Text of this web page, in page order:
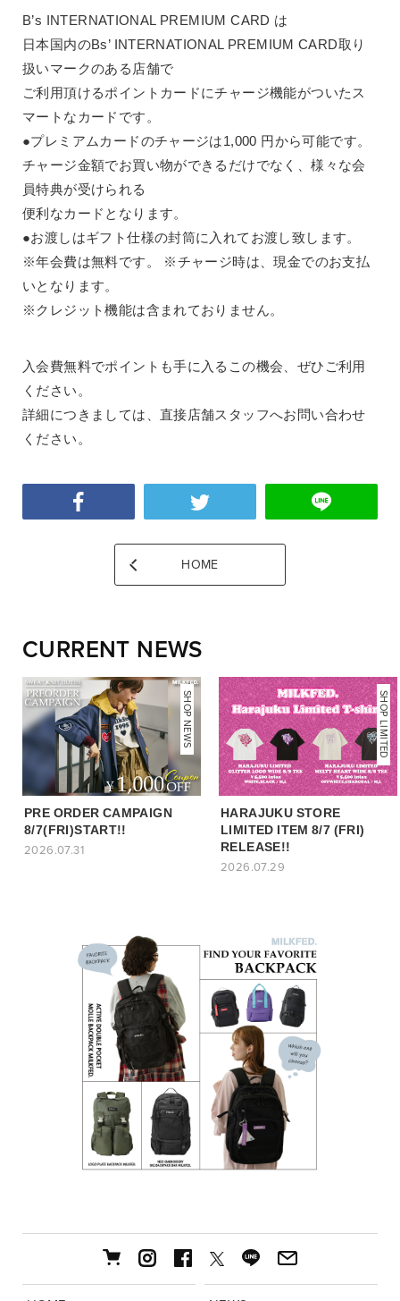
B’s INTERNATIONAL PREMIUM CARD は
日本国内のBs’ INTERNATIONAL PREMIUM CARD取り
扱いマークのある店舗で
ご利用頂けるポイントカードにチャージ機能がついたス
マートなカードです。
●プレミアムカードのチャージは1,000 円から可能です。
チャージ金額でお買い物ができるだけでなく、様々な会
員特典が受けられる
便利なカードとなります。
●お渡しはギフト仕様の封筒に入れてお渡し致します。
※年会費は無料です。 ※チャージ時は、現金でのお支払
いとなります。
※クレジット機能は含まれておりません。
入会費無料でポイントも手に入るこの機会、ぜひご利用
ください。
詳細につきましては、直接店舗スタッフへお問い合わせ
ください。
HOME
CURRENT NEWS
NEWS
SHOP NEWS
PRE ORDER CAMPAIGN
8/7(FRI)START!!
2026.07.31
SHOP LIMITED
HARAJUKU STORE
LIMITED ITEM 8/7 (FRI)
RELEASE!!
2026.07.29